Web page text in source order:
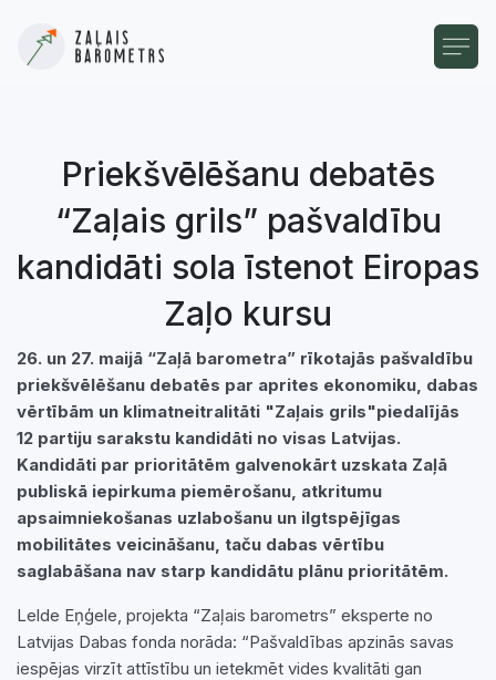
Priekšvēlēšanu debatēs
“Zaļais grils” pašvaldību
kandidāti sola īstenot Eiropas
Zaļo kursu
26. un 27. maijā “Zaļā barometra” rīkotajās pašvaldību
priekšvēlēšanu debatēs par aprites ekonomiku, dabas
vērtībām un klimatneitralitāti "Zaļais grils"piedalījās
12 partiju sarakstu kandidāti no visas Latvijas.
Kandidāti par prioritātēm galvenokārt uzskata Zaļā
publiskā iepirkuma piemērošanu, atkritumu
apsaimniekošanas uzlabošanu un ilgtspējīgas
mobilitātes veicināšanu, taču dabas vērtību
saglabāšana nav starp kandidātu plānu prioritātēm.
Lelde Eņģele, projekta “Zaļais barometrs” eksperte no
Latvijas Dabas fonda norāda: “Pašvaldības apzinās savas
iespējas virzīt attīstību un ietekmēt vides kvalitāti gan